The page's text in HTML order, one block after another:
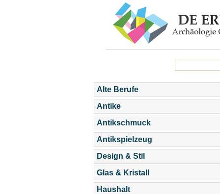
Alte Berufe
Antike
Antikschmuck
Antikspielzeug
Design & Stil
Glas & Kristall
Haushalt